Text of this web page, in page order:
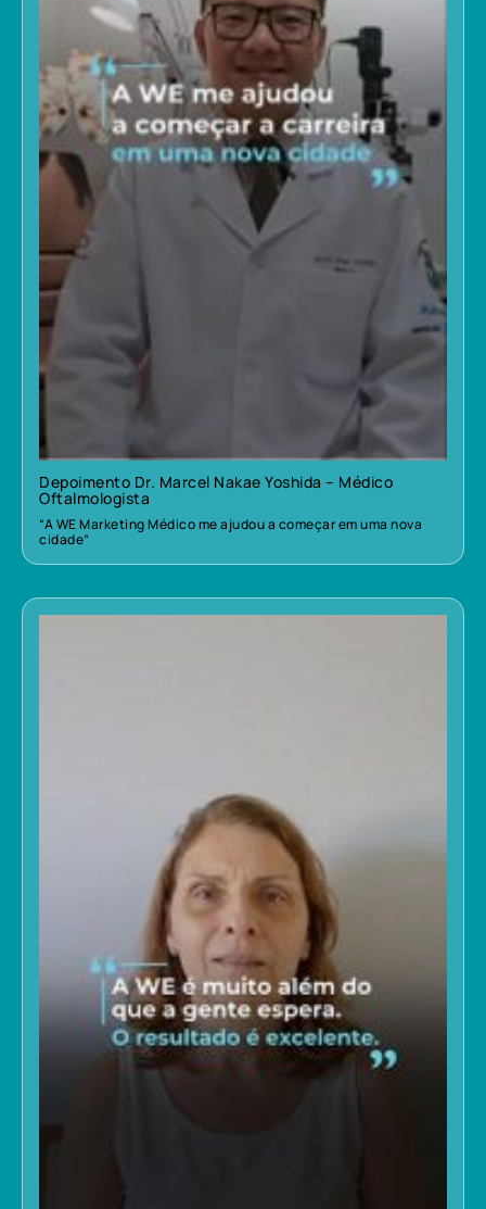
Depoimento Dr. Marcel Nakae Yoshida – Médico
Oftalmologista
“A WE Marketing Médico me ajudou a começar em uma nova
cidade”